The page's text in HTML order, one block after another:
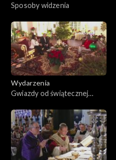
Sposoby widzenia
Wydarzenia
Gwiazdy od świątecznej